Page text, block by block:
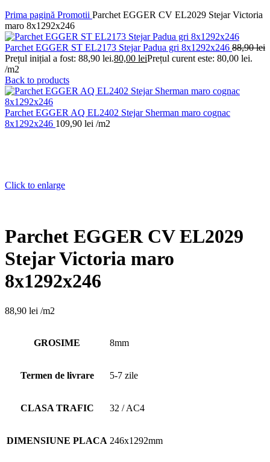
Prima pagină Promotii Parchet EGGER CV EL2029 Stejar Victoria
maro 8x1292x246
Parchet EGGER ST EL2173 Stejar Padua gri 8x1292x246 88,90lei
Prețul inițial a fost: 88,90 lei.80,00 leiPrețul curent este: 80,00 lei.
/m2
Back to products
Parchet EGGER AQ EL2402 Stejar Sherman maro cognac
8x1292x246 109,90 lei /m2
Click to enlarge
Parchet EGGER CV EL2029
Stejar Victoria maro
8x1292x246
88,90 lei /m2
GROSIME 8mm
Termen de livrare 5-7 zile
CLASA TRAFIC 32 / AC4
DIMENSIUNE PLACA 246x1292mm